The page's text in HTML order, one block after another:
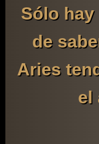
Sólo hay
de
Aries
el